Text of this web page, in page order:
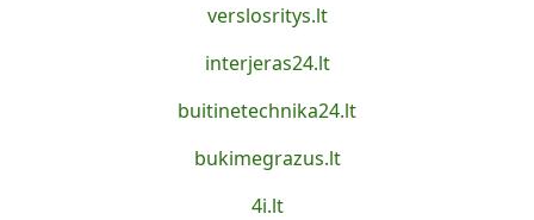
verslosritys.lt
interjeras24.lt
buitinetechnika24.lt
bukimegrazus.lt
4i.lt